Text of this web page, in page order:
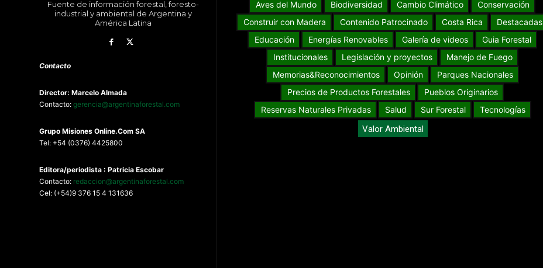
Fuente de información forestal, foresto-
industrial y ambiental de Argentina y
América Latina
Contacto
Director: Marcelo Almada
Contacto: gerencia@argentinaforestal.com
Grupo MisionesOnline.Com SA
Tel: +54 (0376) 4425800
Editora/periodista : Patricia Escobar
Contacto: redaccion@argentinaforestal.com
Cel: (+54)9 376 15 4 131636
Aves del Mundo
Biodiversidad Cambio Climático
Conservación
Construir con Madera
Contenido Patrocinado Costa Rica
Destacadas
Educación
Energías Renovables Galería de videos
Guia Forestal
Institucionales
Legislación y proyectos
Manejo de Fuego
Memorias&Reconocimientos
Opinión
Parques Nacionales
Precios de Productos Forestales
Pueblos Originarios
Reservas Naturales Privadas
Salud Sur Forestal Tecnologías
Valor Ambiental